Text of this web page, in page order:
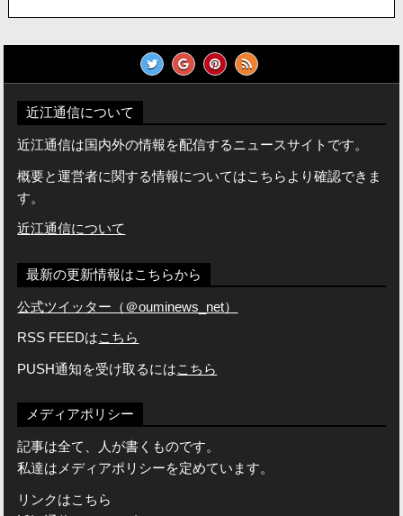
近江通信について
近江通信は国内外の情報を配信するニュースサイトです。
概要と運営者に関する情報についてはこちらより確認できま
す。
近江通信について
最新の更新情報はこちらから
公式ツイッター（＠ouminews_net）
RSS FEEDはこちら
PUSH通知を受け取るにはこちら
メディアポリシー
記事は全て、人が書くものです。
私達はメディアポリシーを定めています。
リンクはこちら